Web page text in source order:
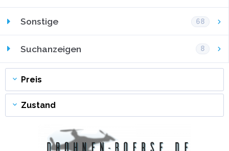
Sonstige 68
Suchanzeigen 8
Preis
Zustand